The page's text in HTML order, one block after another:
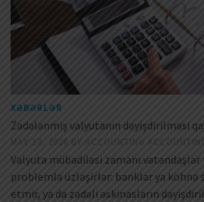
XƏBƏRLƏR
Zədələnmiş valyutanın dəyişdirilməsi
MAY 13, 2026 BY ACCOUNTING
Valyuta mübadiləsi zamanı
problemlə üzləşirlər: banklar ya köhnə
etmir, ya da zədəli əskinasların